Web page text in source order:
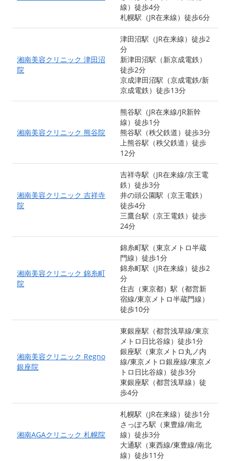
線）徒歩4分
札幌駅（JR在来線）徒歩6分
湘南美容クリニック 津田沼
院
津田沼駅（JR在来線）徒歩2
分
新津田沼駅（新京成電鉄）
徒歩2分
京成津田沼駅（京成電鉄/新
京成電鉄）徒歩13分
湘南美容クリニック 熊谷院
熊谷駅（JR在来線/JR新幹
線）徒歩1分
熊谷駅（秩父鉄道）徒歩3分
上熊谷駅（秩父鉄道）徒歩
12分
湘南美容クリニック 吉祥寺
院
吉祥寺駅（JR在来線/京王電
鉄）徒歩3分
井の頭公園駅（京王電鉄）
徒歩4分
三鷹台駅（京王電鉄）徒歩
24分
湘南美容クリニック 錦糸町
院
錦糸町駅（東京メトロ半蔵
門線）徒歩1分
錦糸町駅（JR在来線）徒歩2
分
住吉（東京都）駅（都営新
宿線/東京メトロ半蔵門線）
徒歩10分
湘南美容クリニック Regno
銀座院
東銀座駅（都営浅草線/東京
メトロ日比谷線）徒歩1分
銀座駅（東京メトロ丸ノ内
線/東京メトロ銀座線/東京メ
トロ日比谷線）徒歩3分
東銀座駅（都営浅草線）徒
歩4分
湘南AGAクリニック 札幌院
札幌駅（JR在来線）徒歩1分
さっぽろ駅（東豊線/南北
線）徒歩3分
大通駅（東西線/東豊線/南北
線）徒歩11分